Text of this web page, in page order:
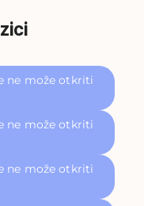
ne može otkriti
ne može otkriti
ne može otkriti